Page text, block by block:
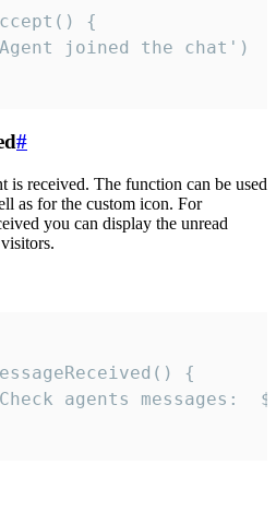
{
#
is received. The function can be used
as for the custom icon. For
you can display the unread
{